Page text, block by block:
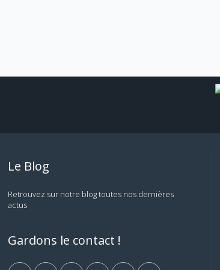
Le Blog
Retrouvez sur notre blog toutes nos dernières
actus
Gardons le contact !